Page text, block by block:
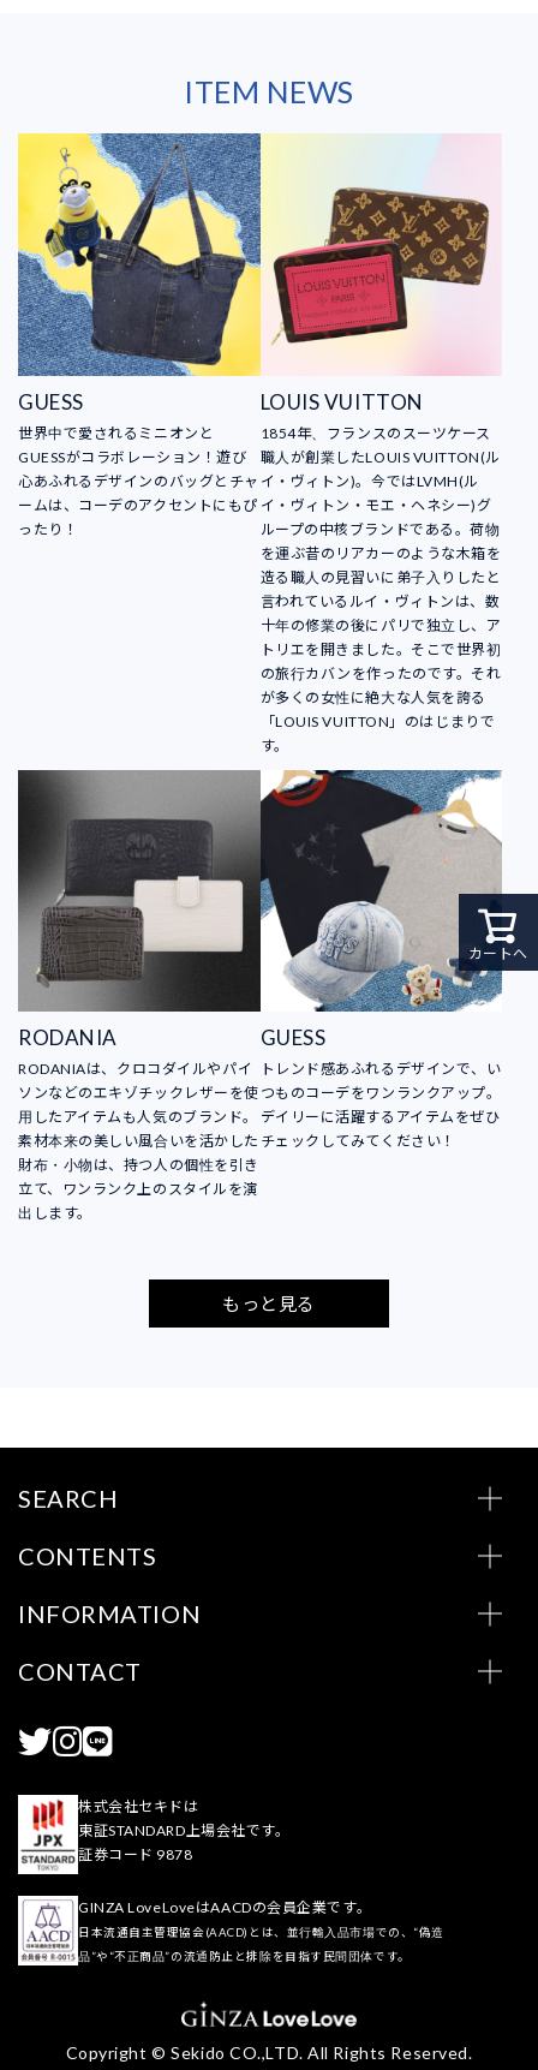
ITEM NEWS
GUESS
世界中で愛されるミニオンと
GUESSがコラボレーション！遊び
心あふれるデザインのバッグとチャ
ームは、コーデのアクセントにもぴ
ったり！
LOUIS VUITTON
1854年、フランスのスーツケース
職人が創業したLOUIS VUITTON(ル
イ・ヴィトン)。今ではLVMH(ル
イ・ヴィトン・モエ・ヘネシー)グ
ループの中核ブランドである。荷物
を運ぶ昔のリアカーのような木箱を
造る職人の見習いに弟子入りしたと
言われているルイ・ヴィトンは、数
十年の修業の後にパリで独立し、ア
トリエを開きました。そこで世界初
の旅行カバンを作ったのです。それ
が多くの女性に絶大な人気を誇る
「LOUIS VUITTON」のはじまりで
す。
RODANIA
RODANIAは、クロコダイルやパイ
ソンなどのエキゾチックレザーを使
用したアイテムも人気のブランド。
素材本来の美しい風合いを活かした
財布・小物は、持つ人の個性を引き
立て、ワンランク上のスタイルを演
出します。
GUESS
トレンド感あふれるデザインで、い
つものコーデをワンランクアップ。
デイリーに活躍するアイテムをぜひ
チェックしてみてください！
もっと見る
カートへ
SEARCH
CONTENTS
INFORMATION
CONTACT
株式会社セキドは
東証STANDARD上場会社です。
証券コード 9878
GINZA LoveLoveはAACDの会員企業です。
日本流通自主管理協会(AACD)とは、並行輸入品市場での、“偽造
品”や“不正商品”の流通防止と排除を目指す民間団体です。
Copyright © Sekido CO.,LTD. All Rights Reserved.